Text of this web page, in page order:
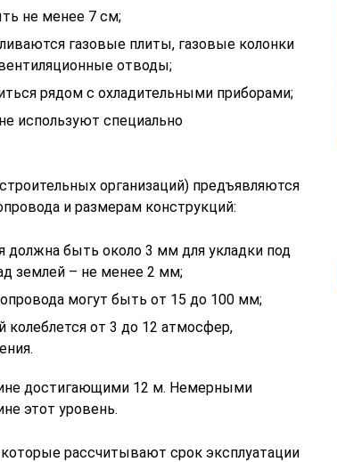
не менее 7 см;
газовые плиты, газовые колонки
отводы;
рядом с охладительными приборами;
используют специально
организаций) предъявляются
и размерам конструкций:
должна быть около 3 мм для укладки под
землей – не менее 2 мм;
могут быть от 15 до 100 мм;
колеблется от 3 до 12 атмосфер,
достигающими 12 м. Немерными
этот уровень.
рассчитывают срок эксплуатации